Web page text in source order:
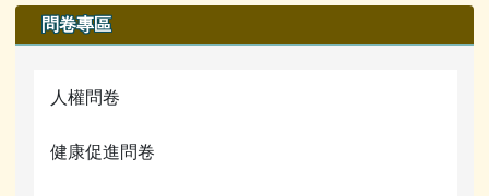
問卷專區
人權問卷
健康促進問卷